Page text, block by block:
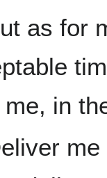
as for
me, in